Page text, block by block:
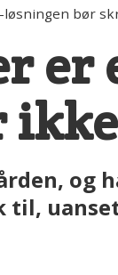
løsningen bør
er
og